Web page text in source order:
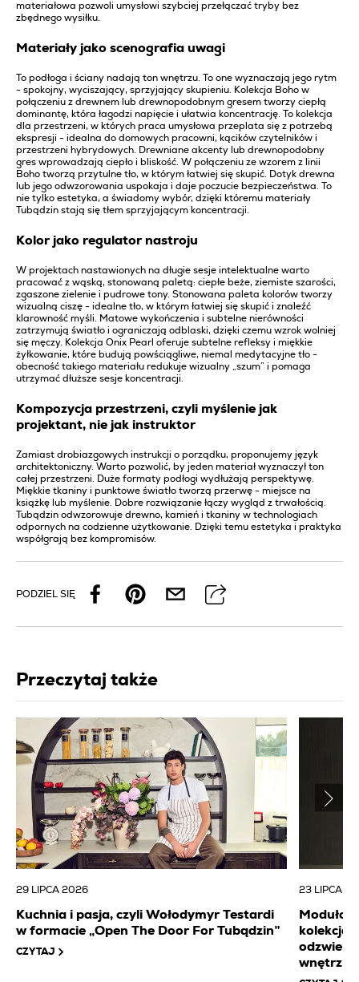
materiałowa pozwoli umysłowi szybciej przełączać tryby bez
zbędnego wysiłku.
Materiały jako scenografia uwagi
To podłoga i ściany nadają ton wnętrzu. To one wyznaczają jego rytm
- spokojny, wyciszający, sprzyjający skupieniu. Kolekcja Boho w
połączeniu z drewnem lub drewnopodobnym gresem tworzy ciepłą
dominantę, która łagodzi napięcie i ułatwia koncentrację. To kolekcja
dla przestrzeni, w których praca umysłowa przeplata się z potrzebą
ekspresji - idealna do domowych pracowni, kącików czytelników i
przestrzeni hybrydowych. Drewniane akcenty lub drewnopodobny
gres wprowadzają ciepło i bliskość. W połączeniu ze wzorem z linii
Boho tworzą przytulne tło, w którym łatwiej się skupić. Dotyk drewna
lub jego odwzorowania uspokaja i daje poczucie bezpieczeństwa. To
nie tylko estetyka, a świadomy wybór, dzięki któremu materiały
Tubądzin stają się tłem sprzyjającym koncentracji.
Kolor jako regulator nastroju
W projektach nastawionych na długie sesje intelektualne warto
pracować z wąską, stonowaną paletą: ciepłe beże, ziemiste szarości,
zgaszone zielenie i pudrowe tony. Stonowana paleta kolorów tworzy
wizualną ciszę - idealne tło, w którym łatwiej się skupić i znaleźć
klarowność myśli. Matowe wykończenia i subtelne nierówności
zatrzymują światło i ograniczają odblaski, dzięki czemu wzrok wolniej
się męczy. Kolekcja Onix Pearl oferuje subtelne refleksy i miękkie
żyłkowanie, które budują powściągliwe, niemal medytacyjne tło -
obecność takiego materiału redukuje wizualny „szum” i pomaga
utrzymać dłuższe sesje koncentracji.
Kompozycja przestrzeni, czyli myślenie jak
projektant, nie jak instruktor
Zamiast drobiazgowych instrukcji o porządku, proponujemy język
architektoniczny. Warto pozwolić, by jeden materiał wyznaczył ton
całej przestrzeni. Duże formaty podłogi wydłużają perspektywę.
Miękkie tkaniny i punktowe światło tworzą przerwę - miejsce na
książkę lub myślenie. Dobre rozwiązanie łączy wygląd z trwałością.
Tubądzin odwzorowuje drewno, kamień i tkaniny w technologiach
odpornych na codzienne użytkowanie. Dzięki temu estetyka i praktyka
współgrają bez kompromisów.
PODZIEL SIĘ
Przeczytaj także
29 LIPCA 2026
Kuchnia i pasja, czyli Wołodymyr Testardi
w formacie „Open The Door For Tubądzin”
CZYTAJ
23 LIPCA
kolekcja
wnętrz